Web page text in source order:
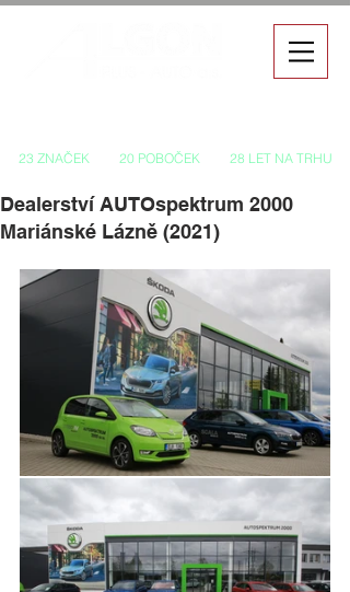
23 ZNAČEK 20 POBOČEK 28 LET NA TRHU
Dealerství AUTOspektrum 2000
Mariánské Lázně (2021)